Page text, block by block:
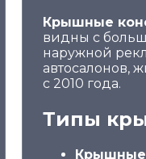
Крышные
видны с
наружной
автосалонов,
с 2010 года.
Типы
Крышные